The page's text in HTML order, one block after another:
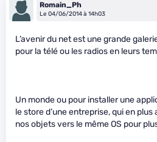
Romain_Ph
Le 04/06/2014 à 14h03
L’avenir du net est une grande
pour la télé ou les radios en leurs
Un monde ou pour installer une
le store d’une entreprise, qui en
nos objets vers le même OS pour